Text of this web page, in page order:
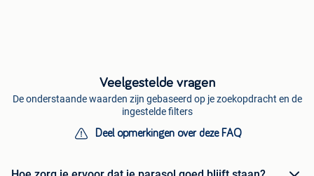
Veelgestelde vragen
De onderstaande waarden zijn gebaseerd op je zoekopdracht en de
ingestelde filters
Deel opmerkingen over deze FAQ